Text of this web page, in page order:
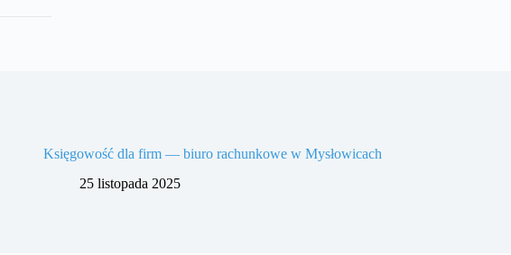
Księgowość dla firm — biuro rachunkowe w Mysłowicach
25 listopada 2025